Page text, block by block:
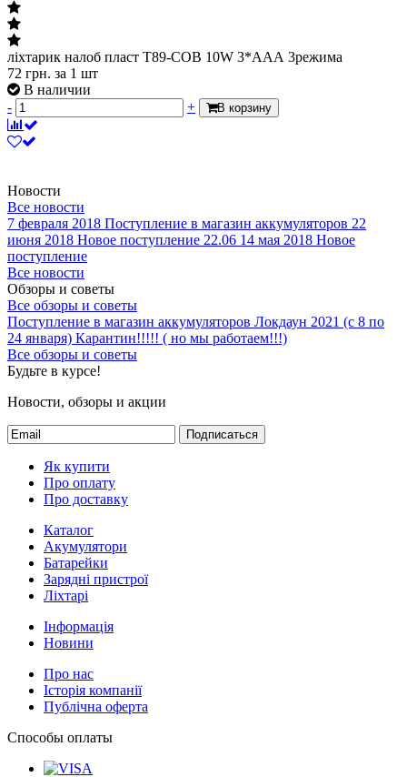
ліхтарик налоб пласт T89-COB 10W 3*ААА 3режима
72 грн. за 1 шт
В наличии
-
+ В корзину
Новости
Все новости
7 февраля 2018 Поступление в магазин аккумуляторов 22
июня 2018 Новое поступление 22.06 14 мая 2018 Новое
поступление
Все новости
Обзоры и советы
Все обзоры и советы
Поступление в магазин аккумуляторов Локдаун 2021 (с 8 по
24 января) Карантин!!!!! ( но мы работаем!!!)
Все обзоры и советы
Будьте в курсе!
Новости, обзоры и акции
Подписаться
Як купити
Про оплату
Про доставку
Каталог
Акумулятори
Батарейки
Зарядні пристрої
Ліхтарі
Інформація
Новини
Про нас
Історія компанії
Публічна оферта
Способы оплаты